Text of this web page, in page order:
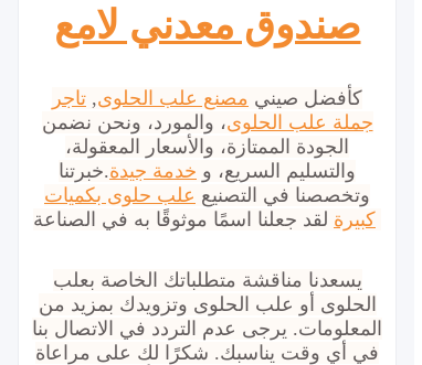
صندوق معدني لامع
كأفضل صيني مصنع علب الحلوى, تاجر
جملة علب الحلوى، والمورد، ونحن نضمن
الجودة الممتازة، والأسعار المعقولة،
والتسليم السريع، و خدمة جيدة.خبرتنا
وتخصصنا في التصنيع علب حلوى بكميات
كبيرة
يسعدنا مناقشة متطلباتك الخاصة بعلب
الحلوى أو علب الحلوى وتزويدك بمزيد من
المعلومات. يرجى عدم التردد في الاتصال بنا
في أي وقت يناسبك. شكرًا لك على مراعاة